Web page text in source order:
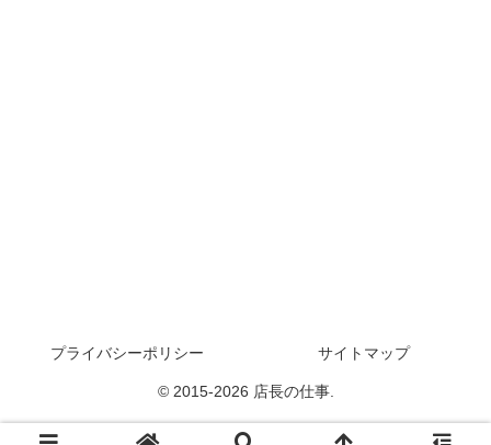
プライバシーポリシー サイトマップ
© 2015-2026 店長の仕事.